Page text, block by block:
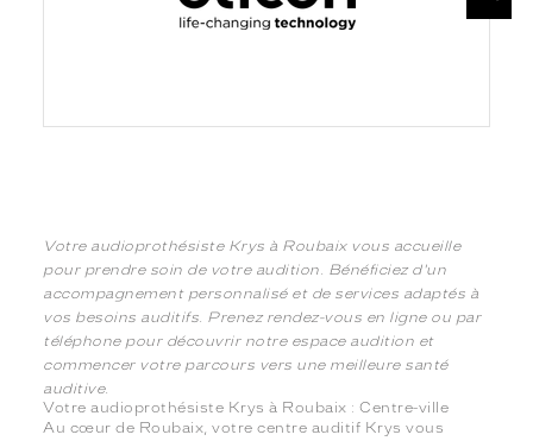
Votre audioprothésiste Krys à Roubaix vous accueille
pour prendre soin de votre audition. Bénéficiez d'un
accompagnement personnalisé et de services adaptés à
vos besoins auditifs. Prenez rendez-vous en ligne ou par
téléphone pour découvrir notre espace audition et
commencer votre parcours vers une meilleure santé
auditive.
Votre audioprothésiste Krys à Roubaix : Centre-ville
Au cœur de Roubaix, votre centre auditif Krys vous